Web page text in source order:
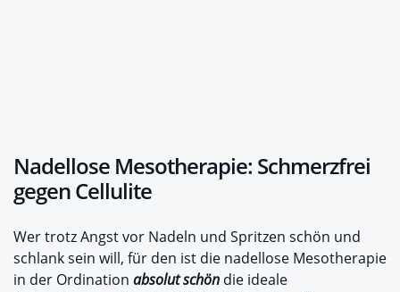
Nadellose Mesotherapie: Schmerzfrei
gegen Cellulite
Wer trotz Angst vor Nadeln und Spritzen schön und
schlank sein will, für den ist die nadellose Mesotherapie
in der Ordination absolut schön die ideale